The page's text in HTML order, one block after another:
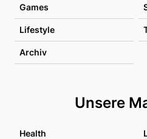
Games
Lifestyle
Archiv
Unsere
Health